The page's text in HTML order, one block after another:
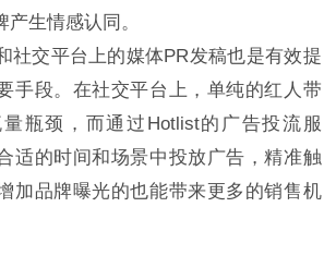
生情感认同。
社交平台上的媒体PR发稿也是有效提
手段。在社交平台上，单纯的红人带
瓶颈，而通过Hotlist的广告投流服
适的时间和场景中投放广告，精准触
加品牌曝光的也能带来更多的销售机